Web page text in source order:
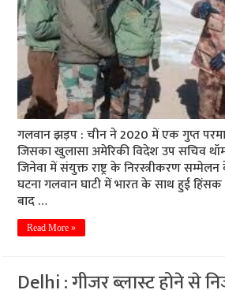
गलवान झड़प : चीन ने 2020 में एक गुप्त
जिसका खुलासा अमेरिकी विदेश उप सचिव
जिनेवा में संयुक्त राष्ट्र के निरस्त्रीकरण
घटना गलवान घाटी में भारत के साथ हुई
बाद …
Read More »
Delhi : गीजर ब्लास्ट होने से